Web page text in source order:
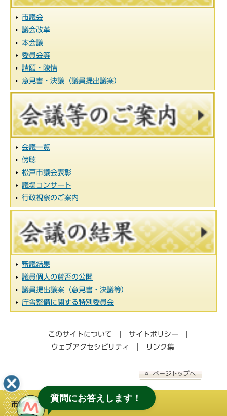
市議会
議会改革
本会議
委員会等
請願・陳情
意見書・決議（議員提出議案）
会議一覧
傍聴
松戸市議会表彰
議場コンサート
行政視察のご案内
審議結果
議員個人の賛否の公開
議員提出議案（意見書・決議等）
庁舎整備に関する特別委員会
このサイトについて
サイトポリシー
ウェブアクセシビリティ
リンク集
市議会事務局
質問にお答えします！